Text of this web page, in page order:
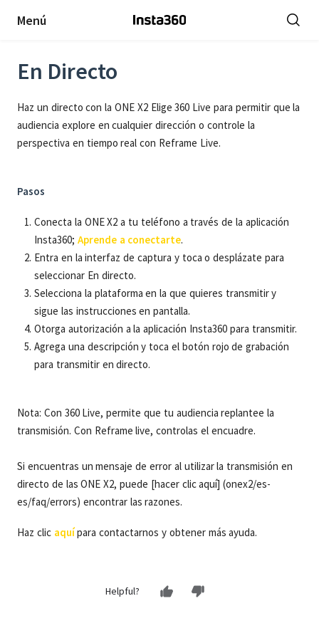
Menú
En Directo
Haz un directo con la ONE X2 Elige 360 Live para permitir que la
audiencia explore en cualquier dirección o controle la
perspectiva en tiempo real con Reframe Live.
Pasos
Conecta la ONE X2 a tu teléfono a través de la aplicación
Insta360; Aprende a conectarte.
Entra en la interfaz de captura y toca o desplázate para
seleccionar En directo.
Selecciona la plataforma en la que quieres transmitir y
sigue las instrucciones en pantalla.
Otorga autorización a la aplicación Insta360 para transmitir.
Agrega una descripción y toca el botón rojo de grabación
para transmitir en directo.
Nota: Con 360 Live, permite que tu audiencia replantee la
transmisión. Con Reframe live, controlas el encuadre.
Si encuentras un mensaje de error al utilizar la transmisión en
directo de las ONE X2, puede [hacer clic aquí] (onex2/es-
es/faq/errors) encontrar las razones.
Haz clic aquípara contactarnos y obtener más ayuda.
Helpful?